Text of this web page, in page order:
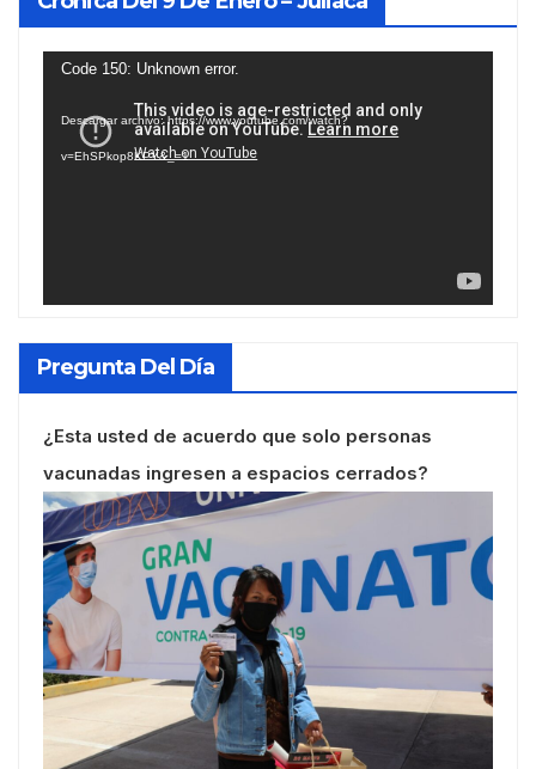
Reproductor
vídeo
Code 150: Unknown error.
Descargar archivo: https://www.youtube.com/watch?
v=EhSPkop8KPY&_=1
Pregunta Del Día
¿Esta usted de acuerdo que solo personas
vacunadas ingresen a espacios cerrados?